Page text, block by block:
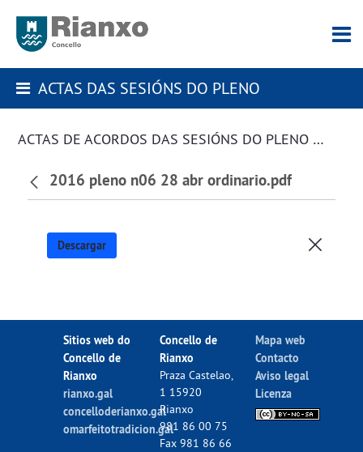
ACTAS DAS SESIÓNS DO PLENO
ACTAS DE ACORDOS DAS SESIÓNS DO PLENO DA CORPORACIÓN
2016 pleno n06 28 abr ordinario.pdf
Descargar
Sitios web do
Concello de
Rianxo
rianxo.gal
concelloderianxo.gal
omarfeitotradicion.gal
Concello de
Rianxo
Praza Castelao,
1 15920
Rianxo
981 86 00 75
Fax 981 86 66
Mapa web
Contacto
Aviso legal
Licenza